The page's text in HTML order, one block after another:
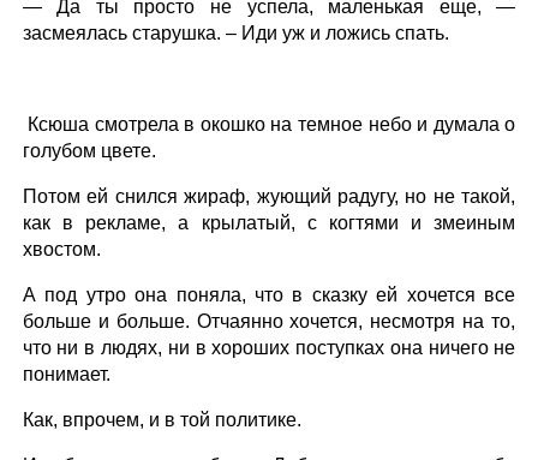
— Да ты просто не успела, маленькая еще, —
засмеялась старушка. – Иди уж и ложись спать.
Ксюша смотрела в окошко на темное небо и думала о
голубом цвете.
Потом ей снился жираф, жующий радугу, но не такой,
как в рекламе, а крылатый, с когтями и змеиным
хвостом.
А под утро она поняла, что в сказку ей хочется все
больше и больше. Отчаянно хочется, несмотря на то,
что ни в людях, ни в хороших поступках она ничего не
понимает.
Как, впрочем, и в той политике.